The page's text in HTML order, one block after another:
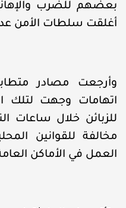
بعضهم للضرب
أغلقت سلطات الأمن
وأرجعت مصادر
اتهامات وجهت لتلك
للزبائن خلال ساعات
مخالفة للقوانين
العمل في الأماكن